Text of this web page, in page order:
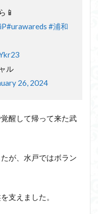
📱
#urawareds #浦和
ル
26, 2024
醒して帰って来た武
が、水戸ではボラン
支えました。